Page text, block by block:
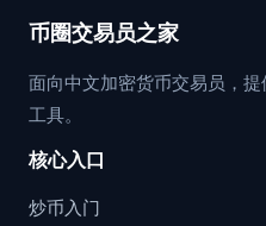
币圈交易员之家
面向中文加密货币交易员，
工具。
核心入口
炒币入门